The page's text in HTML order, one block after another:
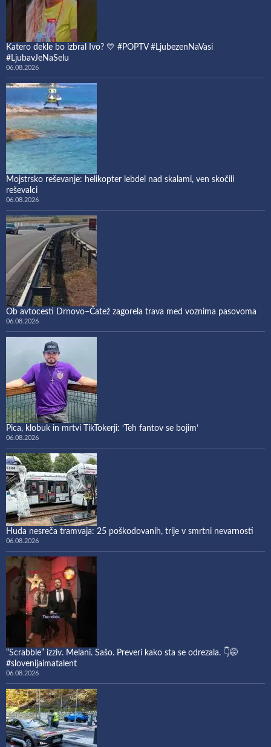
Katero dekle bo izbral Ivo? 💛 #POPTV #LjubezenNaVasi
#LjubavJeNaSelu
06.08.2026
Mojstrsko reševanje: helikopter lebdel nad skalami, ven skočili
reševalci
06.08.2026
Ob avtocesti Drnovo–Čatež zagorela trava med voznima pasovoma
06.08.2026
Pica, klobuk in mrtvi TikTokerji: ‘Teh fantov se bojim’
06.08.2026
Huda nesreča tramvaja: 25 poškodovanih, trije v smrtni nevarnosti
06.08.2026
“Scrabble” izziv. Melani. Sašo. Preveri kako sta se odrezala. 👇🤭
#slovenijaimatalent
06.08.2026